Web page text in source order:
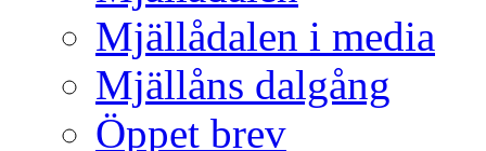
Mjällådalen i media
Mjällåns dalgång
Öppet brev